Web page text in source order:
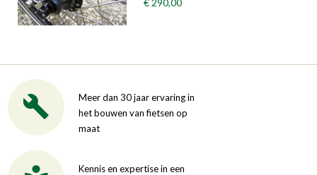
€ 290,00
Meer dan 30 jaar ervaring in
het bouwen van fietsen op
maat
Kennis en expertise in een